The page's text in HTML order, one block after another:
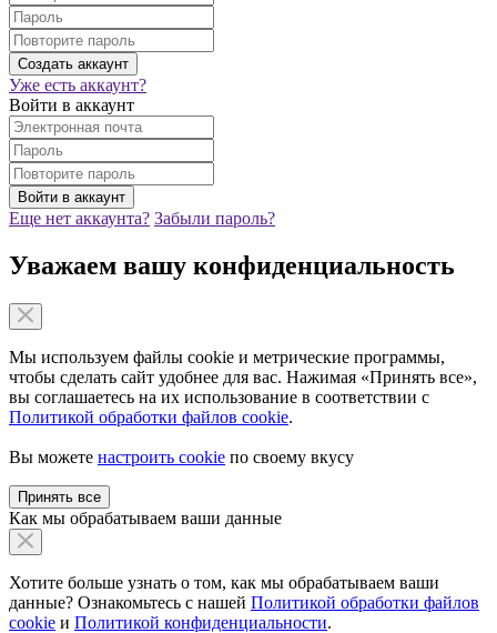
Уже есть аккаунт?
Войти в аккаунт
Еще нет аккаунта? Забыли пароль?
Уважаем вашу конфиденциальность
Мы используем файлы cookie и метрические программы,
чтобы сделать сайт удобнее для вас. Нажимая «Принять все»,
вы соглашаетесь на их использование в соответствии с
Политикой обработки файлов cookie.
Вы можете настроить cookie по своему вкусу
Принять все
Как мы обрабатываем ваши данные
Хотите больше узнать о том, как мы обрабатываем ваши
данные? Ознакомьтесь с нашей Политикой обработки файлов
cookie и Политикой конфиденциальности.